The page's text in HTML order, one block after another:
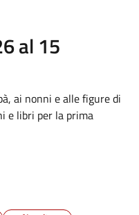
al 15
ai nonni e alle figure di
e libri per la prima